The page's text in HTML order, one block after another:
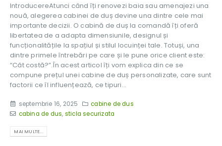
IntroducereAtunci când îți renovezi baia sau amenajezi una
nouă, alegerea cabinei de duș devine una dintre cele mai
importante decizii. O cabină de duș la comandă îți oferă
libertatea de a adapta dimensiunile, designul și
funcționalitățile la spațiul și stilul locuinței tale. Totuși, una
dintre primele întrebări pe care și le pune orice client este:
“Cât costă?”.În acest articol îți vom explica din ce se
compune prețul unei cabine de duș personalizate, care sunt
factorii ce îl influențează, ce tipuri...
septembrie 16, 2025
cabine de dus
cabina de dus, sticla securizata
MAI MULTE...